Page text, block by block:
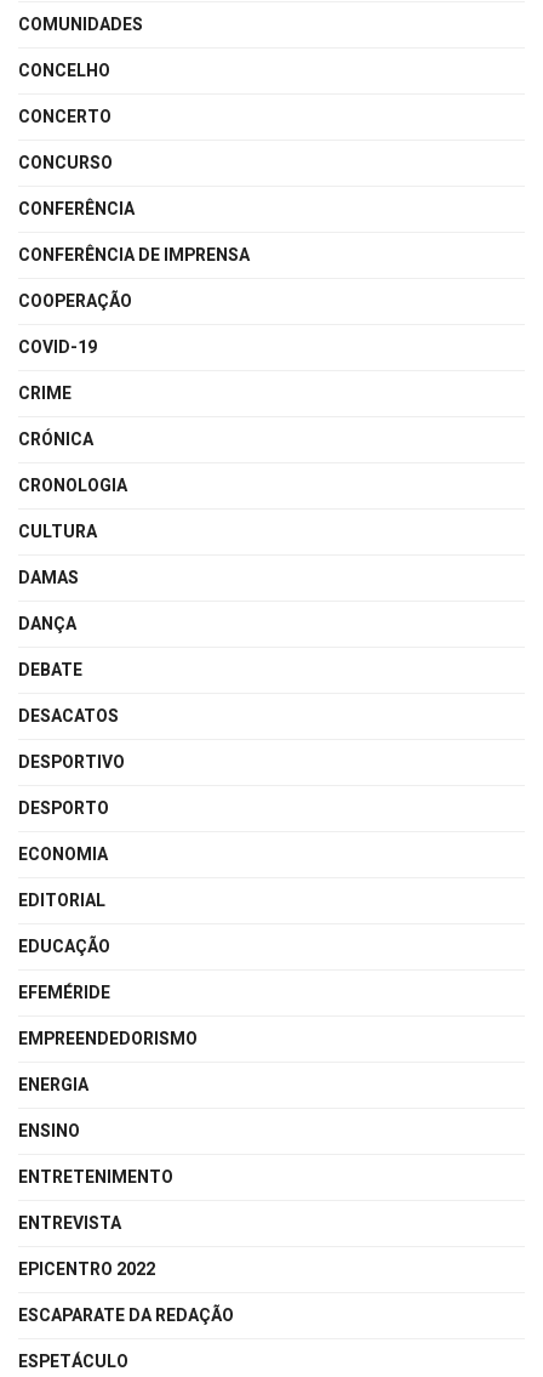
COMUNIDADES
CONCELHO
CONCERTO
CONCURSO
CONFERÊNCIA
CONFERÊNCIA DE IMPRENSA
COOPERAÇÃO
COVID-19
CRIME
CRÓNICA
CRONOLOGIA
CULTURA
DAMAS
DANÇA
DEBATE
DESACATOS
DESPORTIVO
DESPORTO
ECONOMIA
EDITORIAL
EDUCAÇÃO
EFEMÉRIDE
EMPREENDEDORISMO
ENERGIA
ENSINO
ENTRETENIMENTO
ENTREVISTA
EPICENTRO 2022
ESCAPARATE DA REDAÇÃO
ESPETÁCULO